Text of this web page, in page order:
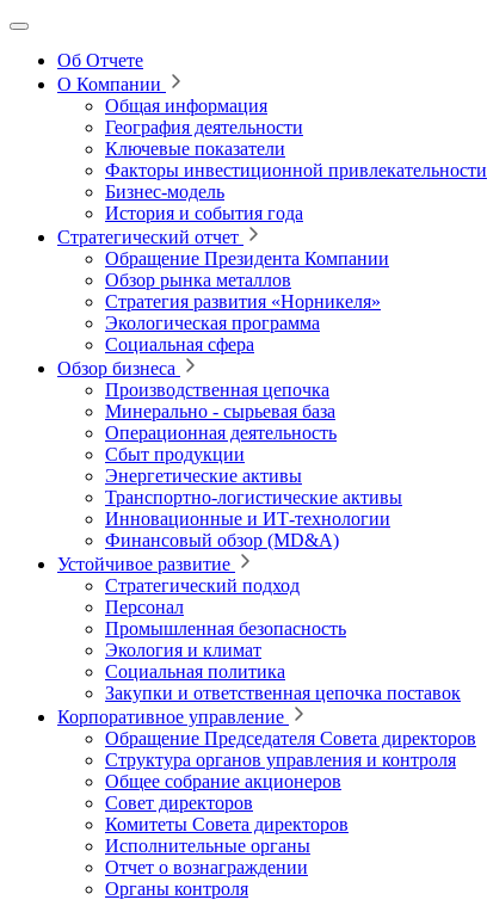
Об Отчете
О Компании
Общая информация
География деятельности
Ключевые показатели
Факторы инвестиционной привлекательности
Бизнес-модель
История и события года
Стратегический отчет
Обращение Президента Компании
Обзор рынка металлов
Стратегия развития «Норникеля»
Экологическая программа
Социальная сфера
Обзор бизнеса
Производственная цепочка
Минерально ‑ сырьевая база
Операционная деятельность
Сбыт продукции
Энергетические активы
Транспортно-логистические активы
Инновационные и ИТ‑технологии
Финансовый обзор (MD&A)
Устойчивое развитие
Стратегический подход
Персонал
Промышленная безопасность
Экология и климат
Социальная политика
Закупки и ответственная цепочка поставок
Корпоративное управление
Обращение Председателя Совета директоров
Структура органов управления и контроля
Общее собрание акционеров
Совет директоров
Комитеты Совета директоров
Исполнительные органы
Отчет о вознаграждении
Органы контроля